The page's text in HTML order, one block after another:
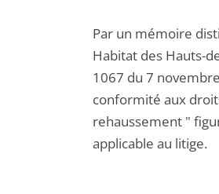
Par un mémoire
Habitat des Hauts-
1067 du 7
conformité aux
rehaussement "
applicable au litige.